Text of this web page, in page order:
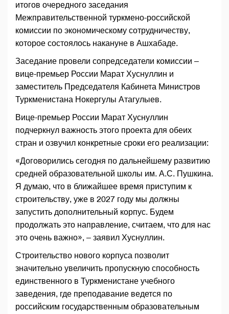
итогов очередного заседания
Межправительственной туркмено-российской
комиссии по экономическому сотрудничеству,
которое состоялось накануне в Ашхабаде.
Заседание провели сопредседатели комиссии –
вице-премьер России Марат Хуснуллин и
заместитель Председателя Кабинета Министров
Туркменистана Нокергулы Атагулыев.
Вице-премьер России Марат Хуснуллин
подчеркнул важность этого проекта для обеих
стран и озвучил конкретные сроки его реализации:
«Договорились сегодня по дальнейшему развитию
средней образовательной школы им. А.С. Пушкина.
Я думаю, что в ближайшее время приступим к
строительству, уже в 2027 году мы должны
запустить дополнительный корпус. Будем
продолжать это направление, считаем, что для нас
это очень важно», – заявил Хуснуллин.
Строительство нового корпуса позволит
значительно увеличить пропускную способность
единственного в Туркменистане учебного
заведения, где преподавание ведется по
российским государственным образовательным